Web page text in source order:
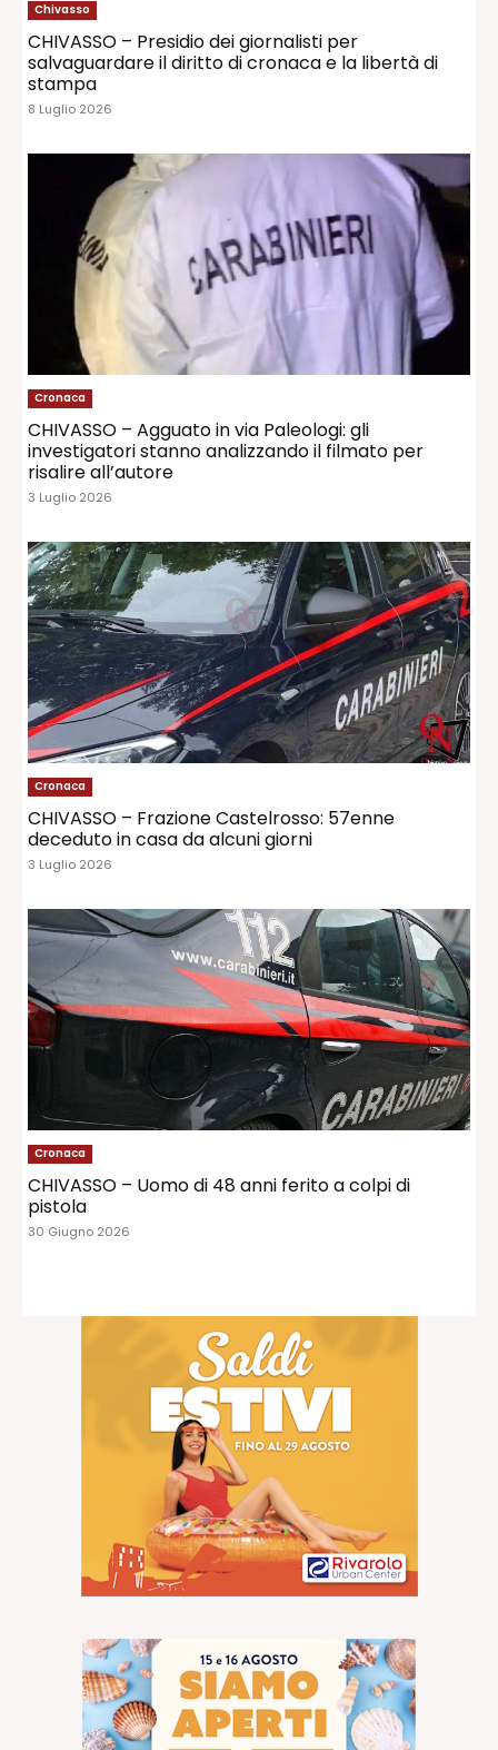
Chivasso
CHIVASSO – Presidio dei giornalisti per
salvaguardare il diritto di cronaca e la libertà di
stampa
8 Luglio 2026
Cronaca
CHIVASSO – Agguato in via Paleologi: gli
investigatori stanno analizzando il filmato per
risalire all’autore
3 Luglio 2026
Cronaca
CHIVASSO – Frazione Castelrosso: 57enne
deceduto in casa da alcuni giorni
3 Luglio 2026
Cronaca
CHIVASSO – Uomo di 48 anni ferito a colpi di
pistola
30 Giugno 2026